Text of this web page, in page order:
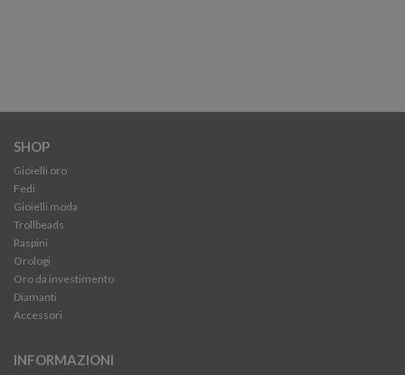
SHOP
Gioielli oro
Fedi
Gioielli moda
Trollbeads
Raspini
Orologi
Oro da investimento
Diamanti
Accessori
INFORMAZIONI